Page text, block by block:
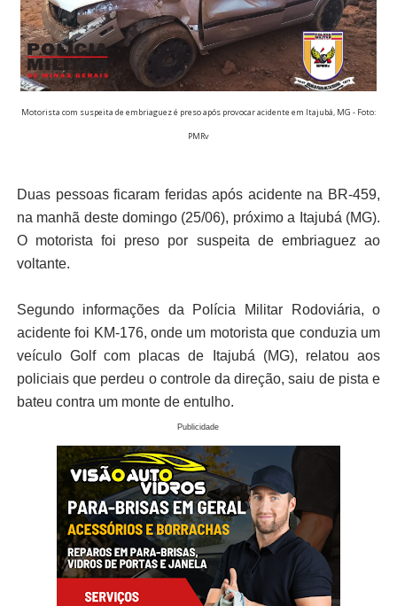
Motorista com suspeita de embriaguez é preso após provocar acidente em Itajubá, MG - Foto:
PMRv
Duas pessoas ficaram feridas após acidente na BR-459,
na manhã deste domingo (25/06), próximo a Itajubá (MG).
O motorista foi preso por suspeita de embriaguez ao
voltante.
Segundo informações da Polícia Militar Rodoviária, o
acidente foi KM-176, onde um motorista que conduzia um
veículo Golf com placas de Itajubá (MG), relatou aos
policiais que perdeu o controle da direção, saiu de pista e
bateu contra um monte de entulho.
Publicidade